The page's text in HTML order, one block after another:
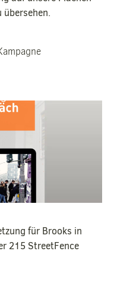
für Brooks in
215 StreetFence